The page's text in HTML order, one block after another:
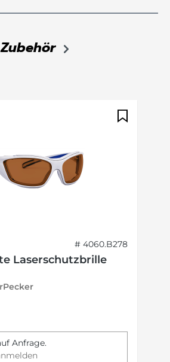
Zubehör
# 4060.B278
Laserschutzbrille
Anfrage.